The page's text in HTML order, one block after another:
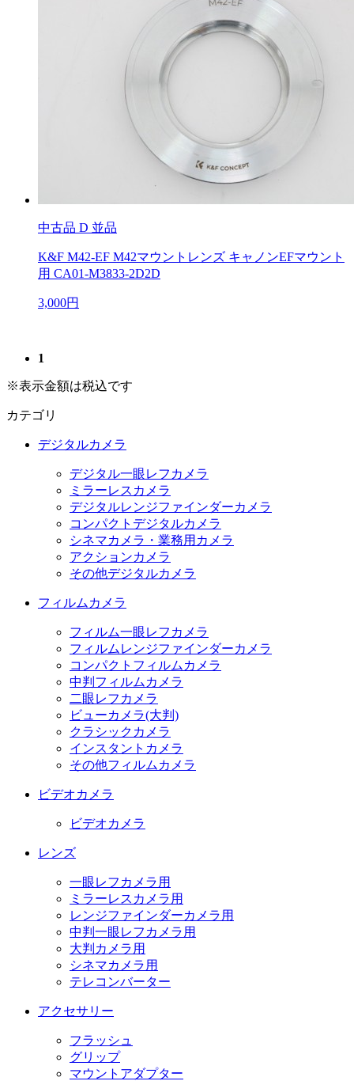
中古品 D 並品
K&F M42-EF M42マウントレンズ キャノンEFマウント
用 CA01-M3833-2D2D
3,000円
1
※表示金額は税込です
カテゴリ
デジタルカメラ
デジタル一眼レフカメラ
ミラーレスカメラ
デジタルレンジファインダーカメラ
コンパクトデジタルカメラ
シネマカメラ・業務用カメラ
アクションカメラ
その他デジタルカメラ
フィルムカメラ
フィルム一眼レフカメラ
フィルムレンジファインダーカメラ
コンパクトフィルムカメラ
中判フィルムカメラ
二眼レフカメラ
ビューカメラ(大判)
クラシックカメラ
インスタントカメラ
その他フィルムカメラ
ビデオカメラ
ビデオカメラ
レンズ
一眼レフカメラ用
ミラーレスカメラ用
レンジファインダーカメラ用
中判一眼レフカメラ用
大判カメラ用
シネマカメラ用
テレコンバーター
アクセサリー
フラッシュ
グリップ
マウントアダプター